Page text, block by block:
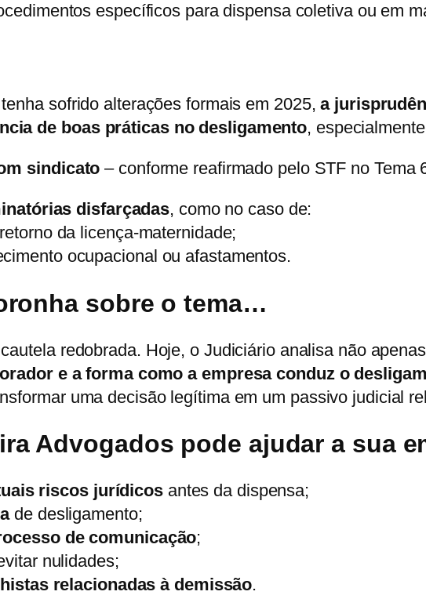
específicos para dispensa coletiva ou em
sofrido alterações formais em 2025,a
de boas práticas no desligamento,
sindicato – conforme reafirmado pelo STF no Tema
disfarçadas, como no caso de:
da licença-maternidade;
ocupacional ou afastamentos.
sobre o tema…
redobrada. Hoje, o Judiciário analisa não
e a forma como a empresa conduz o
uma decisão legítima em um passivo judicial
Advogados pode ajudar a sua
riscos jurídicosantes da dispensa;
de desligamento;
de comunicação;
nulidades;
relacionadas à demissão.